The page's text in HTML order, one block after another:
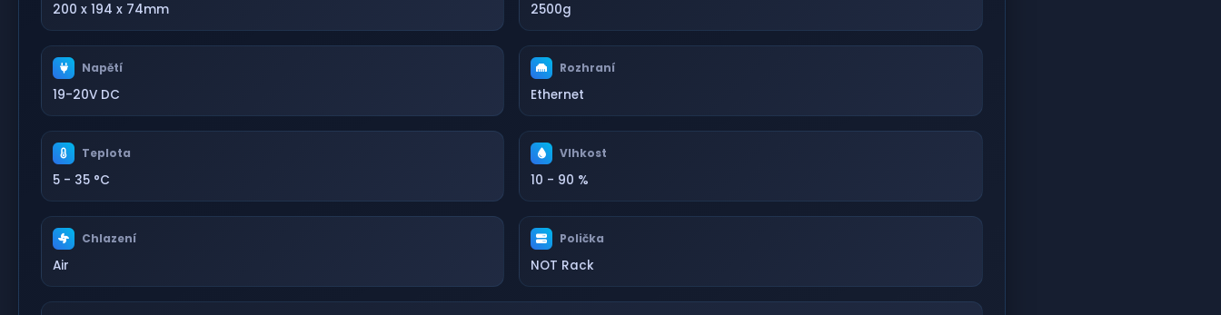
200 x 194 x 74mm 2500g
Napětí
19-20V DC
Rozhraní
Ethernet
Teplota
5 - 35 °C
Vlhkost
10 - 90 %
Chlazení
Air
Polička
NOT Rack